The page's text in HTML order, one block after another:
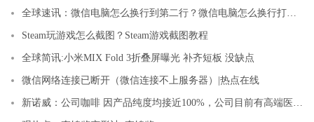
全球速讯：微信电脑怎么换行到第二行？微信电脑怎么换行打字教学分享
Steam玩游戏怎么截图？Steam游戏截图教程
全球简讯:小米MIX Fold 3折叠屏曝光 补齐短板 没缺点
微信网络连接已断开（微信连接不上服务器）|热点在线
新诺威：公司咖啡 因产品纯度均接近100%，公司目前有高端医药级咖啡 因产品